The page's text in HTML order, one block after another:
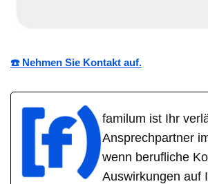
☎️ Nehmen Sie Kontakt auf.
familum ist Ihr
Ansprechpartner
wenn berufliche
Auswirkungen auf